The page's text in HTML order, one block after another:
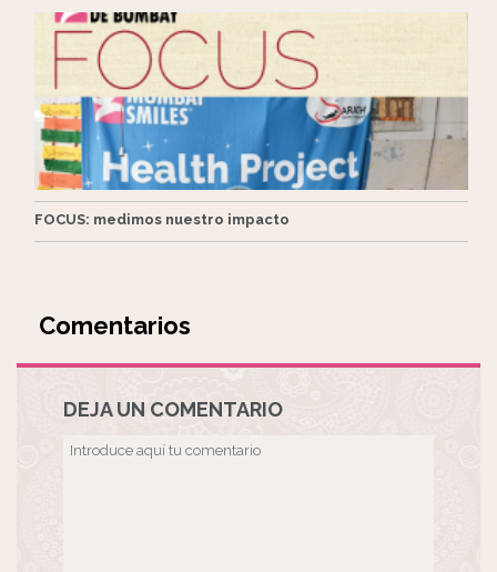
FOCUS: medimos nuestro impacto
Comentarios
DEJA UN COMENTARIO